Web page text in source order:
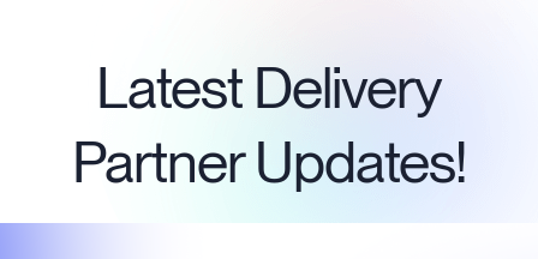
Latest Delivery
Partner Updates!